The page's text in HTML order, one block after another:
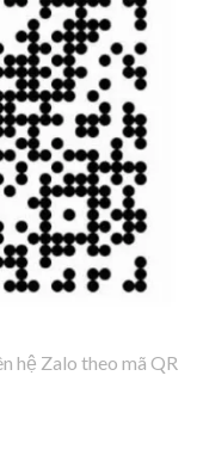
hệ Zalo theo mã QR